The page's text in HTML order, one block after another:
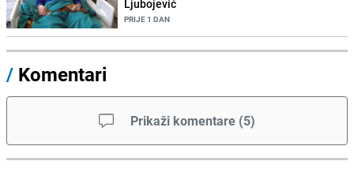
Ljubojević
PRIJE 1 DAN
/ Komentari
Prikaži komentare (5)